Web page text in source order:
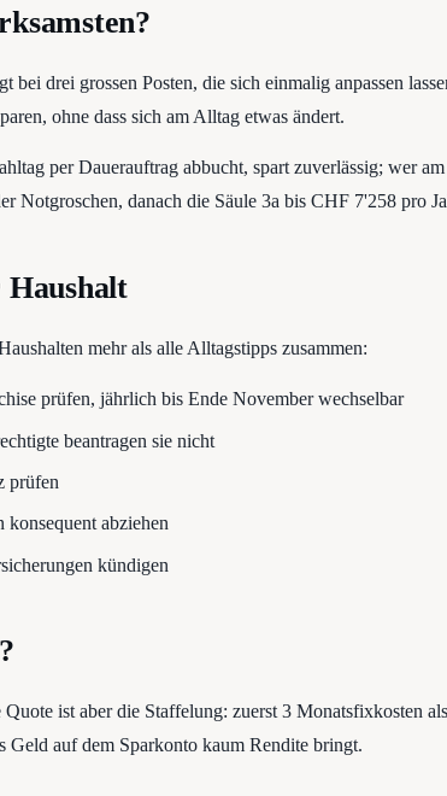
drei grossen Posten, die sich einmalig anpassen
ohne dass sich am Alltag etwas ändert.
per Dauerauftrag abbucht, spart zuverlässig; wer
Notgroschen, danach die Säule 3a bis CHF 7'258 pro
Haushalt
mehr als alle Alltagstipps zusammen:
prüfen, jährlich bis Ende November wechselbar
beantragen sie nicht
prüfen
konsequent abziehen
kündigen
ist aber die Staffelung: zuerst 3 Monatsfixkosten
Geld auf dem Sparkonto kaum Rendite bringt.